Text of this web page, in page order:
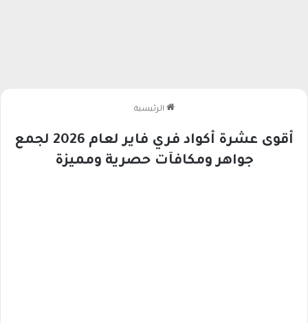
الرئيسية
أقوى عشرة أكواد فري فاير لعام 2026 لجمع
جواهر ومكافآت حصرية ومميزة